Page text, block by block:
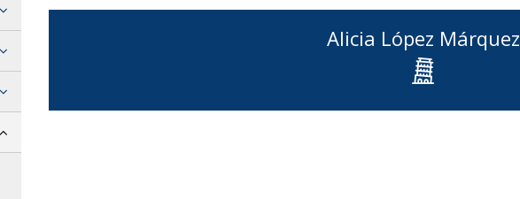
Alicia López Márquez